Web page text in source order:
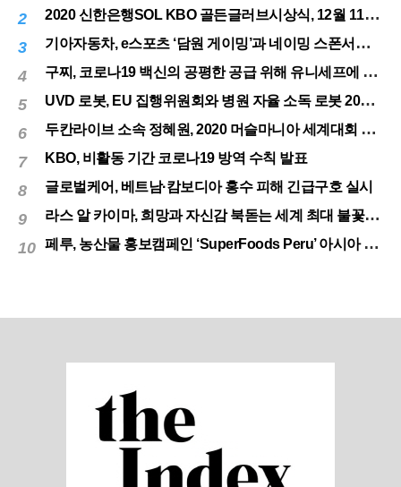
2 2020 신한은행SOL KBO 골든글러브시상식, 12월 11일(금) 시행
3 기아자동차, e스포츠 ‘담원 게이밍’과 네이밍 스폰서십 체결
4 구찌, 코로나19 백신의 공평한 공급 위해 유니세프에 50만달러 기부
5 UVD 로봇, EU 집행위원회와 병원 자율 소독 로봇 200대 공급 계약
6 두칸라이브 소속 정혜원, 2020 머슬마니아 세계대회 우승
7 KBO, 비활동 기간 코로나19 방역 수칙 발표
8 글로벌케어, 베트남·캄보디아 홍수 피해 긴급구호 실시
9 라스 알 카이마, 희망과 자신감 북돋는 세계 최대 불꽃놀이
10 페루, 농산물 홍보캠페인 ‘SuperFoods Peru’ 아시아 진출개척